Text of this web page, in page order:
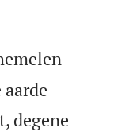
degene